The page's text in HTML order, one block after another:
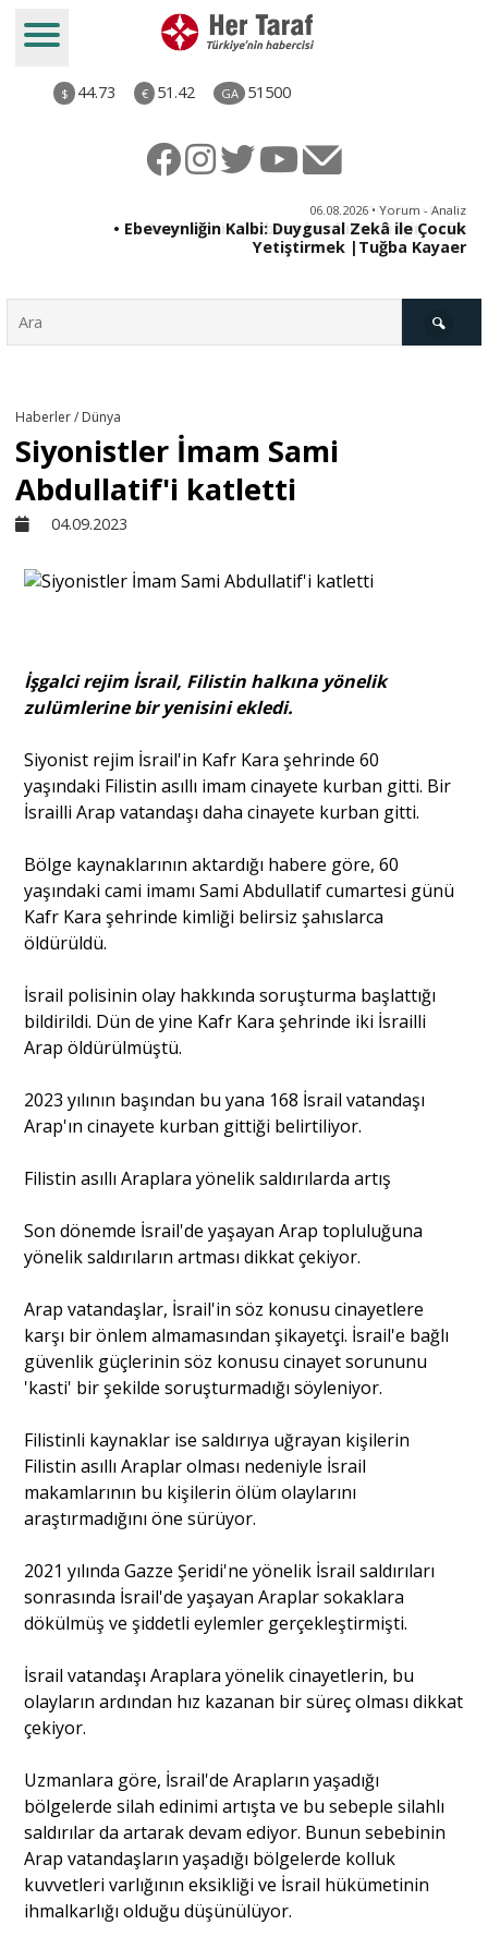
$ 44.73 € 51.42 GA 51500
06.08.2026 • Yorum - Analiz
• Ebeveynliğin Kalbi: Duygusal Zekâ ile Çocuk
Yetiştirmek |Tuğba Kayaer
Derkenar
Ekonomi
Dünya
Yorum - Analiz
Söyleşi
Yazarlar
Eğitim
Ankara Analiz
Sağlık
Haberler / Dünya
Siyonistler İmam Sami
Abdullatif'i katletti
04.09.2023
İşgalci rejim İsrail, Filistin halkına yönelik
zulümlerine bir yenisini ekledi.
Siyonist rejim İsrail'in Kafr Kara şehrinde 60
yaşındaki Filistin asıllı imam cinayete kurban gitti. Bir
İsrailli Arap vatandaşı daha cinayete kurban gitti.
Bölge kaynaklarının aktardığı habere göre, 60
yaşındaki cami imamı Sami Abdullatif cumartesi günü
Kafr Kara şehrinde kimliği belirsiz şahıslarca
öldürüldü.
İsrail polisinin olay hakkında soruşturma başlattığı
bildirildi. Dün de yine Kafr Kara şehrinde iki İsrailli
Arap öldürülmüştü.
2023 yılının başından bu yana 168 İsrail vatandaşı
Arap'ın cinayete kurban gittiği belirtiliyor.
Filistin asıllı Araplara yönelik saldırılarda artış
Son dönemde İsrail'de yaşayan Arap topluluğuna
yönelik saldırıların artması dikkat çekiyor.
Arap vatandaşlar, İsrail'in söz konusu cinayetlere
karşı bir önlem almamasından şikayetçi. İsrail'e bağlı
güvenlik güçlerinin söz konusu cinayet sorununu
'kasti' bir şekilde soruşturmadığı söyleniyor.
Filistinli kaynaklar ise saldırıya uğrayan kişilerin
Filistin asıllı Araplar olması nedeniyle İsrail
makamlarının bu kişilerin ölüm olaylarını
araştırmadığını öne sürüyor.
2021 yılında Gazze Şeridi'ne yönelik İsrail saldırıları
sonrasında İsrail'de yaşayan Araplar sokaklara
dökülmüş ve şiddetli eylemler gerçekleştirmişti.
İsrail vatandaşı Araplara yönelik cinayetlerin, bu
olayların ardından hız kazanan bir süreç olması dikkat
çekiyor.
Uzmanlara göre, İsrail'de Arapların yaşadığı
bölgelerde silah edinimi artışta ve bu sebeple silahlı
saldırılar da artarak devam ediyor. Bunun sebebinin
Arap vatandaşların yaşadığı bölgelerde kolluk
kuvvetleri varlığının eksikliği ve İsrail hükümetinin
ihmalkarlığı olduğu düşünülüyor.